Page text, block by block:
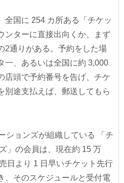
国に 254 カ所ある「チケッ
ンターに直接出向くか、まず
2通りがある。予約をした場
一、あるいは全国に約 3,000
店頭で予約番号を告げ、チケ
別途支払えば、郵送してもら
ションズが組織している 「チ
」の会員は、現在約 15 万
日より 1 日早いチケット先行
、そのスケジュールと受付電